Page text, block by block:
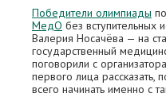
Победители олимпиады
МедО без вступительных
Валерия Носачёва — на
государственный
поговорили с
первого лица
всего начинать именно с